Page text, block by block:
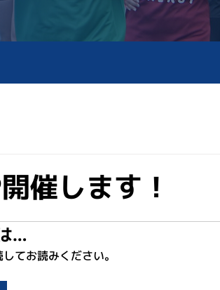
催します！
…
てお読みください。